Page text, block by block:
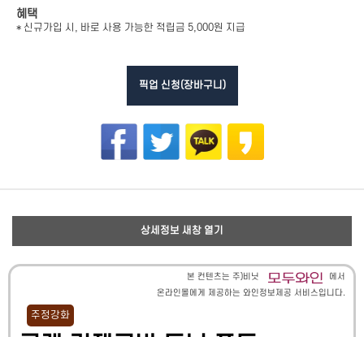
혜택
* 신규가입 시, 바로 사용 가능한 적립금 5,000원 지급
픽업 신청(장바구니)
상세정보 새창 열기
본 컨텐츠는 주)비닛
에서
온라인몰에게 제공하는 와인정보제공 서비스입니다.
주정강화